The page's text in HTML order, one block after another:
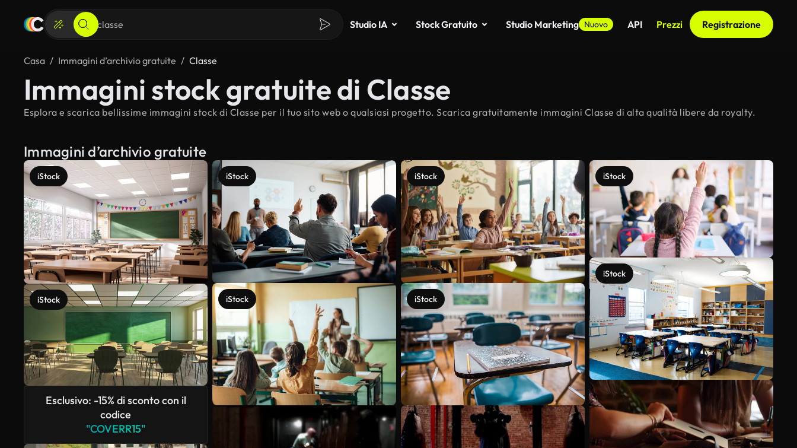
Studio IA Stock Gratuito Studio Marketing Nuovo API Prezzi Registrazione
Casa Immagini d’archivio gratuite Classe
Immagini stock gratuite di Classe
Esplora e scarica bellissime immagini stock di Classe per il tuo sito web o qualsiasi progetto. Scarica gratuitamente immagini Classe di alta qualità libere da royalty.
Immagini d’archivio gratuite
iStock
iStock
Esclusivo: -15% di sconto con il
codice
"COVERR15"
iStock
iStock
iStock
iStock
iStock
iStock
Scopri di più